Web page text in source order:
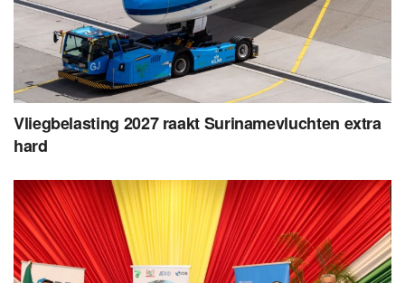
Vliegbelasting 2027 raakt Surinamevluchten extra
hard